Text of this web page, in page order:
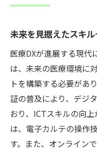
未来を見据えたスキ
医療DXが進展する現代
は、未来の医療環境に
トを構築する必要があ
証の普及により、デジ
おり、ICTスキルの向
は、電子カルテの操作
す。また、オンライン